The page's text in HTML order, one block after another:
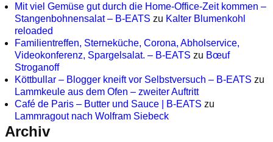
Mit viel Gemüse gut durch die Home-Office-Zeit kommen –
Stangenbohnensalat – B-EATS zu Kalter Blumenkohl
reloaded
Familientreffen, Sterneküche, Corona, Abholservice,
Videokonferenz, Spargelsalat. – B-EATS zu Bœuf
Stroganoff
Köttbullar – Blogger kneift vor Selbstversuch – B-EATS zu
Lammkeule aus dem Ofen – zweiter Auftritt
Café de Paris – Butter und Sauce | B-EATS zu
Lammragout nach Wolfram Siebeck
Archiv